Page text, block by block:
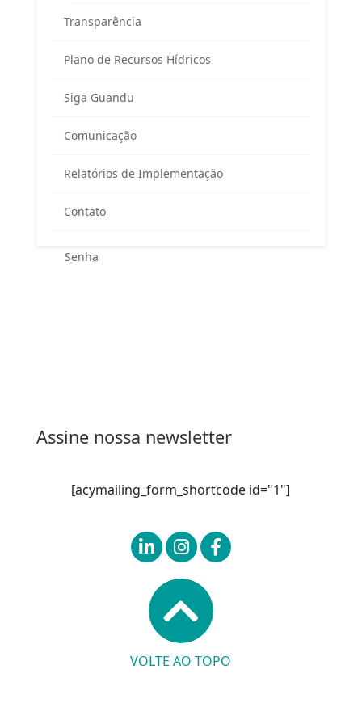
Transparência
Plano de Recursos Hídricos
Siga Guandu
Comunicação
Relatórios de Implementação
Contato
Área exclusiva para os membros
do Comitê Guandu-RJ
Assine nossa newsletter
[acymailing_form_shortcode id="1"]
VOLTE AO TOPO